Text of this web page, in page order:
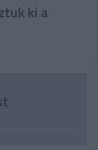
ki a